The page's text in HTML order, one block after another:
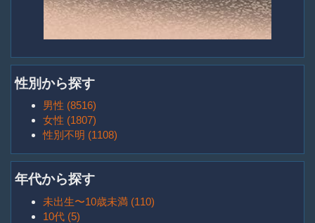
性別から探す
男性 (8516)
女性 (1807)
性別不明 (1108)
年代から探す
未出生〜10歳未満 (110)
10代 (5)